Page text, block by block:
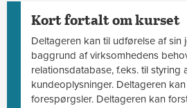
Kort fortalt om kurset
Deltageren kan til udførelse af
baggrund af virksomhedens
relationsdatabase, f.eks. til styring
kundeoplysninger. Deltageren
forespørgsler. Deltageren kan